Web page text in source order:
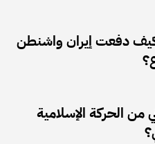
كيف دفعت إيران واشنطن
الحركة الإسلامية